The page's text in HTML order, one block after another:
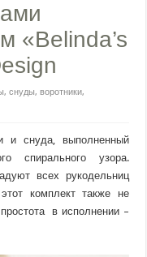
«Belinda’s
снуды, воротники,
и снуда, выполненный
спирального узора.
всех рукодельниц
комплект также не
в исполнении –